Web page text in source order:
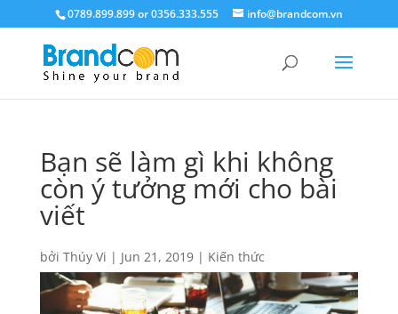
0789.899.899 or 0356.333.555 info@brandcom.vn
Bạn sẽ làm gì khi không
còn ý tưởng mới cho bài
viết
bởi Thúy Vi | Jun 21, 2019| Kiến thức